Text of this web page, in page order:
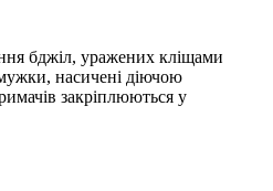
бджіл, уражених кліщами
насичені діючою
закріплюються у